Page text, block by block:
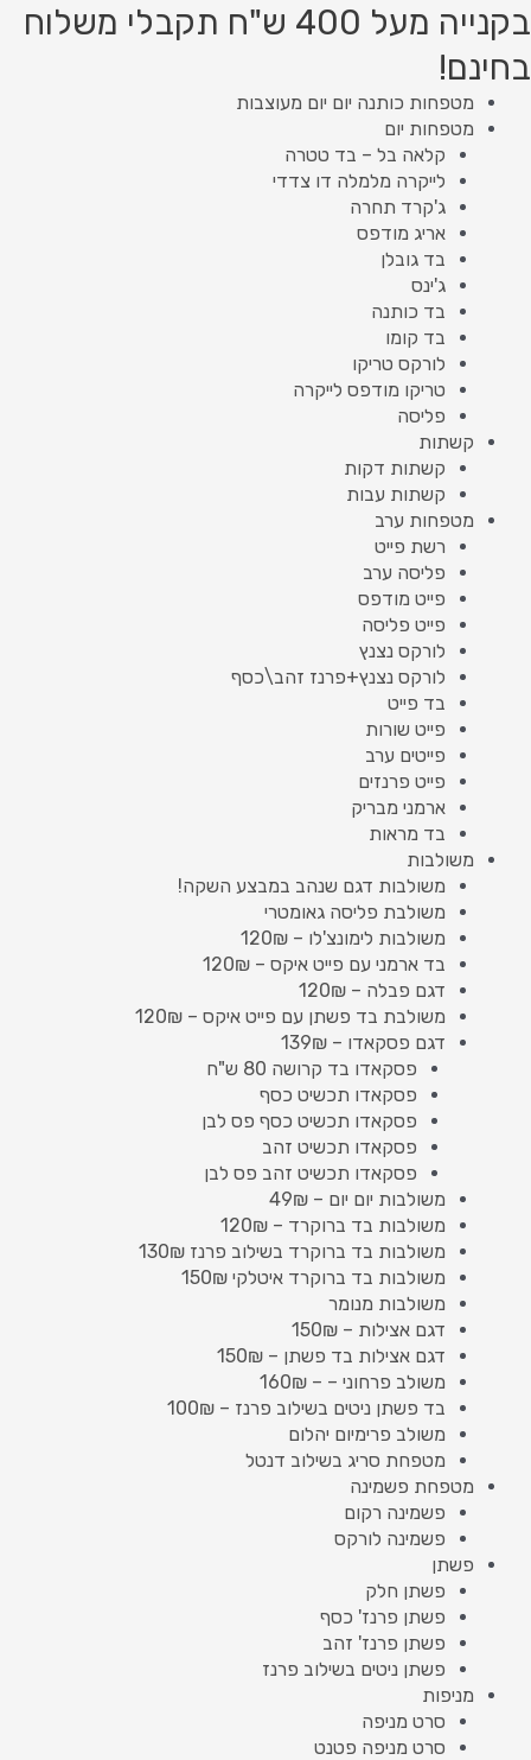
דילוג
לתוכן
בקנייה מעל 400 ש"ח תקבלי משלוח
בחינם!
מטפחות כותנה יום יום מעוצבות
מטפחות יום
קלאה בל – בד טטרה
לייקרה מלמלה דו צדדי
ג'קרד תחרה
אריג מודפס
בד גובלן
ג'ינס
בד כותנה
בד קומו
לורקס טריקו
טריקו מודפס לייקרה
פליסה
קשתות
קשתות דקות
קשתות עבות
מטפחות ערב
רשת פייט
פליסה ערב
פייט מודפס
פייט פליסה
לורקס נצנץ
לורקס נצנץ+פרנז זהב\כסף
בד פייט
פייט שורות
פייטים ערב
פייט פרנזים
ארמני מבריק
בד מראות
משולבות
משולבות דגם שנהב במבצע השקה!
משולבת פליסה גאומטרי
משולבות לימונצ'לו – 120₪
בד ארמני עם פייט איקס – 120₪
דגם פבלה – 120₪
משולבת בד פשתן עם פייט איקס – 120₪
דגם פסקאדו – 139₪
פסקאדו בד קרושה 80 ש"ח
פסקאדו תכשיט כסף
פסקאדו תכשיט כסף פס לבן
פסקאדו תכשיט זהב
פסקאדו תכשיט זהב פס לבן
משולבות יום יום – 49₪
משולבות בד ברוקרד – 120₪
משולבות בד ברוקרד בשילוב פרנז 130₪
משולבות בד ברוקרד איטלקי 150₪
משולבות מנומר
דגם אצילות – 150₪
דגם אצילות בד פשתן – 150₪
משולב פרחוני – – 160₪
בד פשתן ניטים בשילוב פרנז – 100₪
משולב פרימיום יהלום
מטפחת סריג בשילוב דנטל
מטפחת פשמינה
פשמינה רקום
פשמינה לורקס
פשתן
פשתן חלק
פשתן פרנז' כסף
פשתן פרנז' זהב
פשתן ניטים בשילוב פרנז
מניפות
סרט מניפה
סרט מניפה פטנט
Products
search
Products
search
כמות
של
טריקו